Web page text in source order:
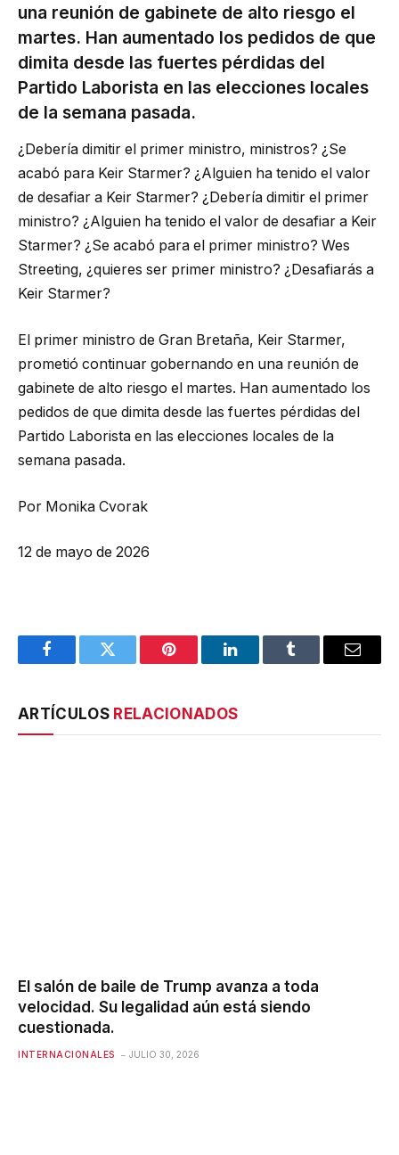
una reunión de gabinete de alto riesgo el
martes. Han aumentado los pedidos de que
dimita desde las fuertes pérdidas del
Partido Laborista en las elecciones locales
de la semana pasada.
¿Debería dimitir el primer ministro, ministros? ¿Se
acabó para Keir Starmer? ¿Alguien ha tenido el valor
de desafiar a Keir Starmer? ¿Debería dimitir el primer
ministro? ¿Alguien ha tenido el valor de desafiar a Keir
Starmer? ¿Se acabó para el primer ministro? Wes
Streeting, ¿quieres ser primer ministro? ¿Desafiarás a
Keir Starmer?
El primer ministro de Gran Bretaña, Keir Starmer,
prometió continuar gobernando en una reunión de
gabinete de alto riesgo el martes. Han aumentado los
pedidos de que dimita desde las fuertes pérdidas del
Partido Laborista en las elecciones locales de la
semana pasada.
Por Monika Cvorak
12 de mayo de 2026
FacebookTwitter Pinterest LinkedInTumblr Email
ARTÍCULOS RELACIONADOS
El salón de baile de Trump avanza a toda
velocidad. Su legalidad aún está siendo
cuestionada.
INTERNACIONALES JULIO 30, 2026